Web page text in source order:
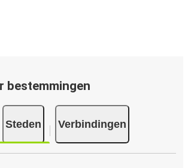
Als je een busticket van of naar Ovčara
koopt, kun je veilig online betalen met
Google en Apple Pay. Je kunt ook
sommige routes of bij een van onze
bestemmingen
Steden Verbindingen